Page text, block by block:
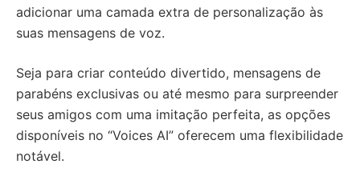
adicionar uma camada extra de personalização às
suas mensagens de voz.
Seja para criar conteúdo divertido, mensagens de
parabéns exclusivas ou até mesmo para surpreender
seus amigos com uma imitação perfeita, as opções
disponíveis no “Voices AI” oferecem uma flexibilidade
notável.